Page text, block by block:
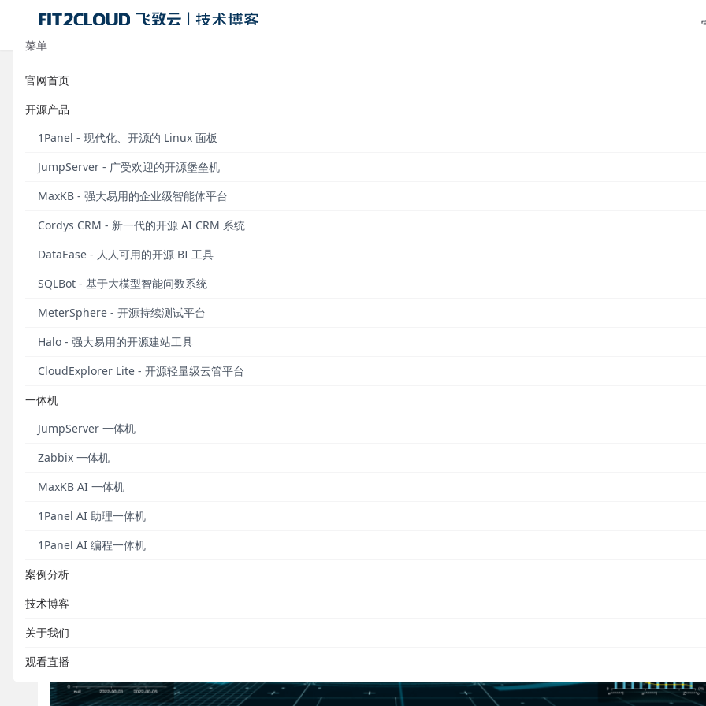
菜单
官网首页
开源产品
1Panel - 现代化、开源的 Linux 面板
JumpServer - 广受欢迎的开源堡垒机
MaxKB - 强大易用的企业级智能体平台
Cordys CRM - 新一代的开源 AI CRM 系统
DataEase - 人人可用的开源 BI 工具
SQLBot - 基于大模型智能问数系统
MeterSphere - 开源持续测试平台
Halo - 强大易用的开源建站工具
CloudExplorer Lite - 开源轻量级云管平台
一体机
JumpServer 一体机
Zabbix 一体机
MaxKB AI 一体机
1Panel AI 助理一体机
1Panel AI 编程一体机
案例分析
技术博客
关于我们
观看直播
模板学堂｜DataEase图表样式解析
发布于 2023年04月13日
DataEase开源数据可视化分析平台于2022年6月正式发布模板市场（
为DataEase用户提供专业、美观、拿来即用的仪表板模板，方便用户根据自身的业务需求和使用场景选择对应的仪表板
2023年3月上新模板
DataEase模板市场定期进行模板上新。2023年3月共上新3个模板，涉及Zabbix告警监控、资产监控和开源社区运营主
题，欢迎大家在DataEase模板市场下载使用。